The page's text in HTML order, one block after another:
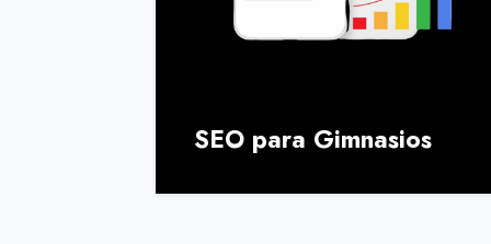
SEO para Gimnasios